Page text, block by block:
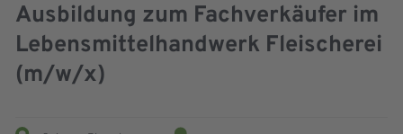
Ausbildung zum Fachverkäufer im
Lebensmittelhandwerk Fleischerei
(m/w/x)